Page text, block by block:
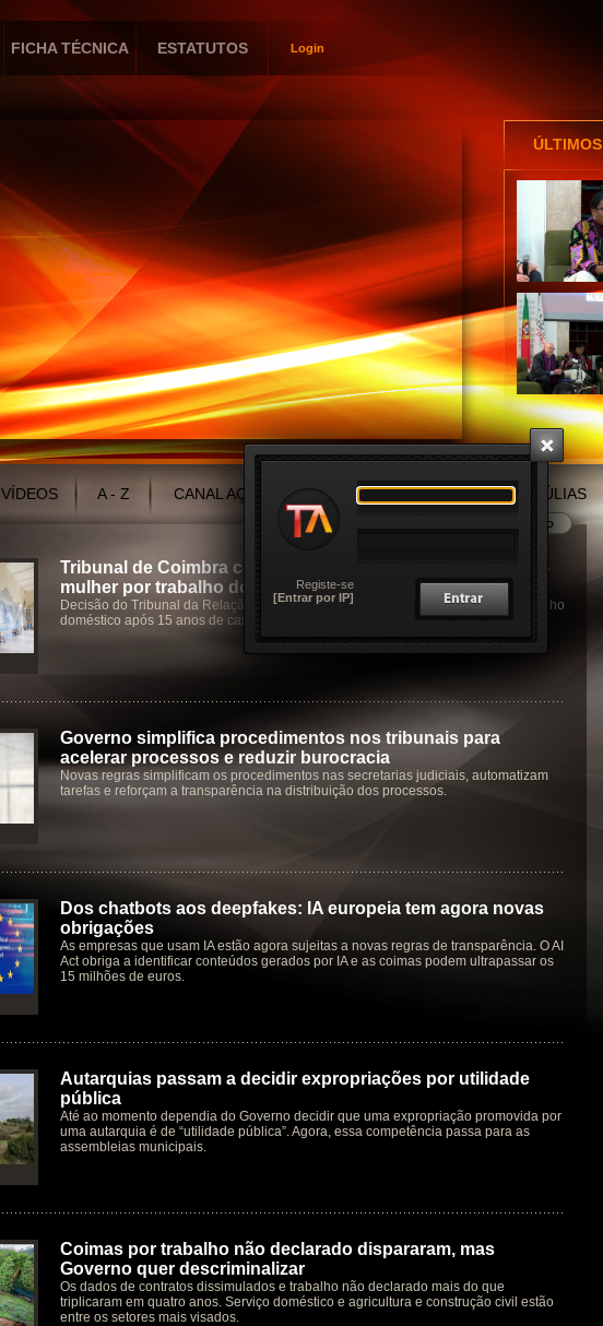
FICHA TÉCNICA ESTATUTOS Login
ÚLTIMOS
VÍDEOS A - Z CANAL AÇORES CANAL MADEIRA TERTÚLIAS
Tribunal de Coimbra condena homem a pagar 45 mil € à ex-
mulher por trabalho doméstico
Decisão do Tribunal da Relação de Coimbra reconhece valor económico do trabalho
doméstico após 15 anos de casamento e cuidados à filha
Governo simplifica procedimentos nos tribunais para
acelerar processos e reduzir burocracia
Novas regras simplificam os procedimentos nas secretarias judiciais, automatizam
tarefas e reforçam a transparência na distribuição dos processos.
Dos chatbots aos deepfakes: IA europeia tem agora novas
obrigações
As empresas que usam IA estão agora sujeitas a novas regras de transparência. O AI
Act obriga a identificar conteúdos gerados por IA e as coimas podem ultrapassar os
15 milhões de euros.
Autarquias passam a decidir expropriações por utilidade
pública
Até ao momento dependia do Governo decidir que uma expropriação promovida por
uma autarquia é de “utilidade pública”. Agora, essa competência passa para as
assembleias municipais.
Coimas por trabalho não declarado dispararam, mas
Governo quer descriminalizar
Os dados de contratos dissimulados e trabalho não declarado mais do que
triplicaram em quatro anos. Serviço doméstico e agricultura e construção civil estão
entre os setores mais visados.
Registe-se
[Entrar por IP]